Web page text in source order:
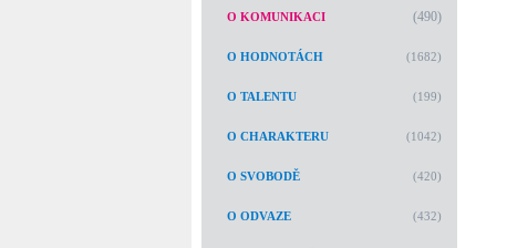
O KOMUNIKACI (490)
O HODNOTÁCH (1682)
O TALENTU (199)
O CHARAKTERU (1042)
O SVOBODĚ (420)
O ODVAZE (432)